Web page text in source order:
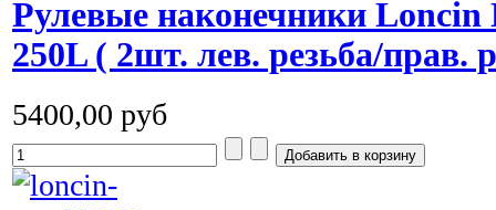
Рулевые наконечники Loncin
250L ( 2шт. лев. резьба/прав.
5400,00 руб